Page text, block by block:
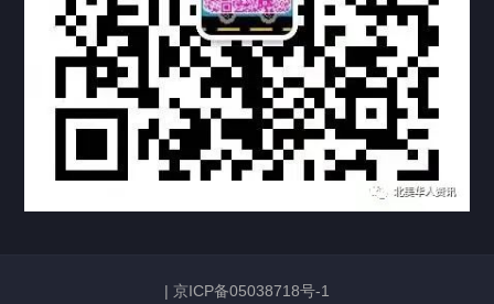
常见问题
购买流程 版权条款
| 京ICP备05038718号-1